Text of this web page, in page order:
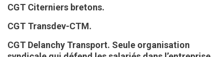
CGT Citerniers bretons.
CGT Transdev-CTM.
CGT Delanchy Transport. Seule organisation